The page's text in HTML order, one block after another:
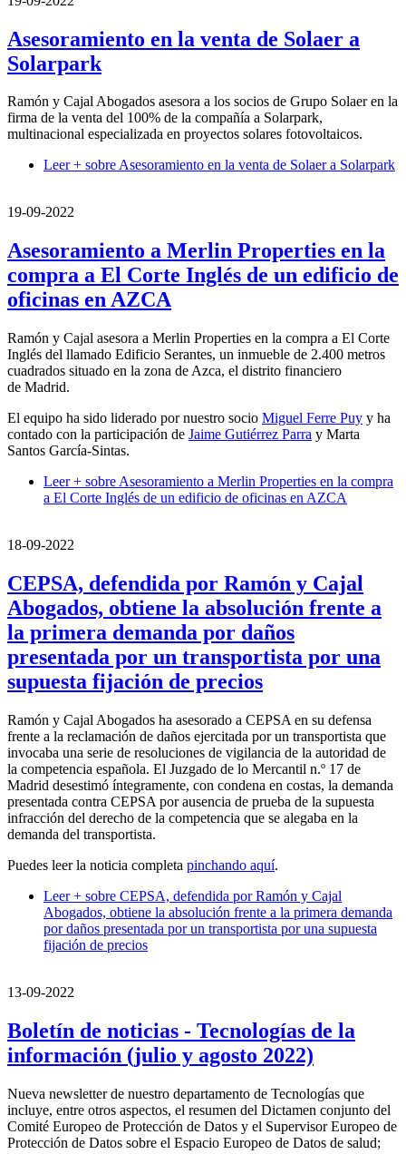
Asesoramiento en la venta de Solaer a
Solarpark
Ramón y Cajal Abogados asesora a los socios de Grupo Solaer en la
firma de la venta del 100% de la compañía a Solarpark,
multinacional especializada en proyectos solares fotovoltaicos.
Leer + sobre Asesoramiento en la venta de Solaer a Solarpark
19-09-2022
Asesoramiento a Merlin Properties en la
compra a El Corte Inglés de un edificio de
oficinas en AZCA
Ramón y Cajal asesora a Merlin Properties en la compra a El Corte
Inglés del llamado Edificio Serantes, un inmueble de 2.400 metros
cuadrados situado en la zona de Azca, el distrito financiero
de Madrid.
El equipo ha sido liderado por nuestro socio Miguel Ferre Puy y ha
contado con la participación de Jaime Gutiérrez Parra y Marta
Santos García-Sintas.
Leer + sobre Asesoramiento a Merlin Properties en la compra
a El Corte Inglés de un edificio de oficinas en AZCA
18-09-2022
CEPSA, defendida por Ramón y Cajal
Abogados, obtiene la absolución frente a
la primera demanda por daños
presentada por un transportista por una
supuesta fijación de precios
Ramón y Cajal Abogados ha asesorado a CEPSA en su defensa
frente a la reclamación de daños ejercitada por un transportista que
invocaba una serie de resoluciones de vigilancia de la autoridad de
la competencia española. El Juzgado de lo Mercantil n.º 17 de
Madrid desestimó íntegramente, con condena en costas, la demanda
presentada contra CEPSA por ausencia de prueba de la supuesta
infracción del derecho de la competencia que se alegaba en la
demanda del transportista.
Puedes leer la noticia completa pinchando aquí.
Leer + sobre CEPSA, defendida por Ramón y Cajal
Abogados, obtiene la absolución frente a la primera demanda
por daños presentada por un transportista por una supuesta
fijación de precios
13-09-2022
Boletín de noticias - Tecnologías de la
información (julio y agosto 2022)
Nueva newsletter de nuestro departamento de Tecnologías que
incluye, entre otros aspectos, el resumen del Dictamen conjunto del
Comité Europeo de Protección de Datos y el Supervisor Europeo de
Protección de Datos sobre el Espacio Europeo de Datos de salud;